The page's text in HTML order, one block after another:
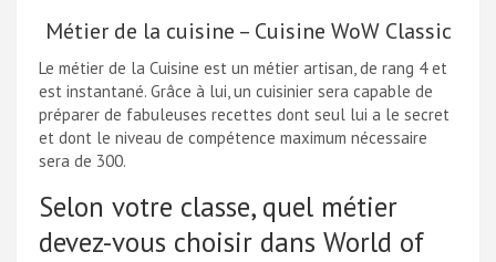
Métier de la cuisine – Cuisine WoW Classic
Le métier de la Cuisine est un métier artisan, de rang 4 et
est instantané. Grâce à lui, un cuisinier sera capable de
préparer de fabuleuses recettes dont seul lui a le secret
et dont le niveau de compétence maximum nécessaire
sera de 300.
Selon votre classe, quel métier
devez-vous choisir dans World of